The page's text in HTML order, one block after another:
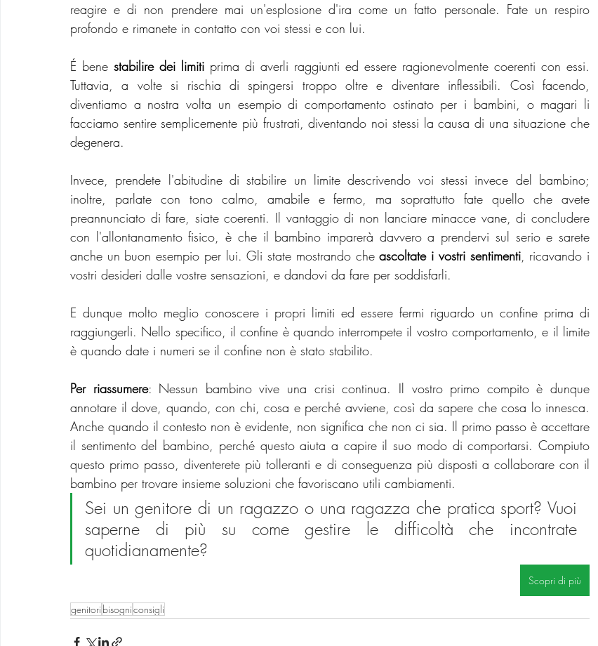
reagire e di non prendere mai un'esplosione d'ira come un fatto personale. Fate un respiro
profondo e rimanete in contatto con voi stessi e con lui.
É bene stabilire dei limiti prima di averli raggiunti ed essere ragionevolmente coerenti con essi.
Tuttavia, a volte si rischia di spingersi troppo oltre e diventare inflessibili. Così facendo,
diventiamo a nostra volta un esempio di comportamento ostinato per i bambini, o magari li
facciamo sentire semplicemente più frustrati, diventando noi stessi la causa di una situazione che
degenera.
Invece, prendete l'abitudine di stabilire un limite descrivendo voi stessi invece del bambino;
inoltre, parlate con tono calmo, amabile e fermo, ma soprattutto fate quello che avete
preannunciato di fare, siate coerenti. Il vantaggio di non lanciare minacce vane, di concludere
con l'allontanamento fisico, è che il bambino imparerà davvero a prendervi sul serio e sarete
anche un buon esempio per lui. Gli state mostrando che ascoltate i vostri sentimenti, ricavando i
vostri desideri dalle vostre sensazioni, e dandovi da fare per soddisfarli.
E dunque molto meglio conoscere i propri limiti ed essere fermi riguardo un confine prima di
raggiungerli. Nello specifico, il confine è quando interrompete il vostro comportamento, e il limite
è quando date i numeri se il confine non è stato stabilito.
Per riassumere: Nessun bambino vive una crisi continua. Il vostro primo compito è dunque
annotare il dove, quando, con chi, cosa e perché avviene, così da sapere che cosa lo innesca.
Anche quando il contesto non è evidente, non significa che non ci sia. Il primo passo è accettare
il sentimento del bambino, perché questo aiuta a capire il suo modo di comportarsi. Compiuto
questo primo passo, diventerete più tolleranti e di conseguenza più disposti a collaborare con il
bambino per trovare insieme soluzioni che favoriscano utili cambiamenti.
Sei un genitore di un ragazzo o una ragazza che pratica sport? Vuoi
saperne di più su come gestire le difficoltà che incontrate
quotidianamente?
Scopri di più
genitori bisogniconsigli